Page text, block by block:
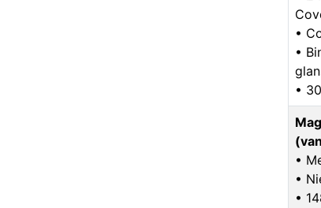
•
•
•
•
•
•